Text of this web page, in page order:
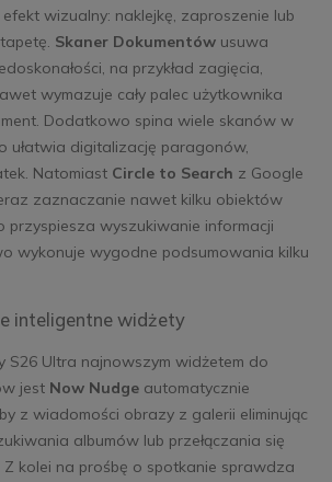
wizualny: naklejkę, zaproszenie lub
Skaner Dokumentówusuwa
na przykład zagięcia,
wymazuje cały palec użytkownika
Dodatkowo spina wiele skanów w
ułatwia digitalizację paragonów,
Natomiast Circle to Search z Google
zaznaczanie nawet kilku obiektów
przyspiesza wyszukiwanie informacji
wykonuje wygodne podsumowania kilku
inteligentne widżety
S26 Ultra najnowszym widżetem do
jest Now Nudgeautomatycznie
z wiadomości obrazy z galerii eliminując
albumów lub przełączania się
Z kolei na prośbę o spotkanie sprawdza